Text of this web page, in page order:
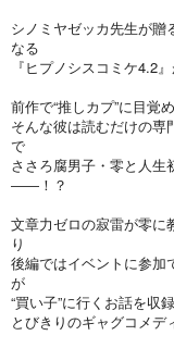
シノミヤゼッカ先生が贈
なる
『ヒプノシスコミケ4.2
前作で“推しカプ”に目覚
そんな彼は読むだけの
で
ささろ腐男子・零と人生
――！？
文章力ゼロの寂雷が零に
り
後編ではイベントに参加
が
“買い子”に行くお話を収
とびきりのギャグコメ